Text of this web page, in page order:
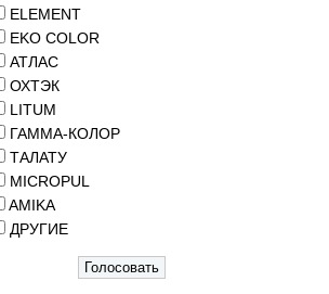
ELEMENT
EKO COLOR
АТЛАС
ОХТЭК
LITUM
ГАММА-КОЛОР
ТАЛАТУ
MICROPUL
AMIKA
ДРУГИЕ